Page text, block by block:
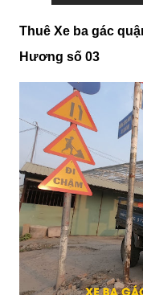
Thuê Xe ba gác
Hương số 03